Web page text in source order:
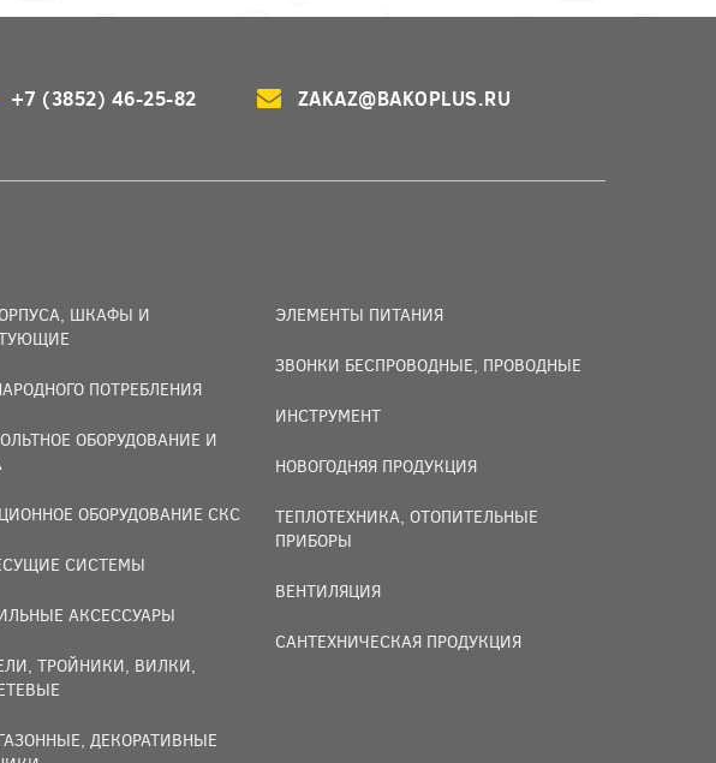
+7 (3852) 46-25-82 ZAKAZ@BAKOPLUS.RU
ШКАФЫ И
ПОТРЕБЛЕНИЯ
ОБОРУДОВАНИЕ И
ОБОРУДОВАНИЕ СКС
СИСТЕМЫ
АКСЕССУАРЫ
ТРОЙНИКИ, ВИЛКИ,
ДЕКОРАТИВНЫЕ
ЭЛЕМЕНТЫ ПИТАНИЯ
ЗВОНКИ БЕСПРОВОДНЫЕ, ПРОВОДНЫЕ
ИНСТРУМЕНТ
НОВОГОДНЯЯ ПРОДУКЦИЯ
ТЕПЛОТЕХНИКА, ОТОПИТЕЛЬНЫЕ
ПРИБОРЫ
ВЕНТИЛЯЦИЯ
САНТЕХНИЧЕСКАЯ ПРОДУКЦИЯ